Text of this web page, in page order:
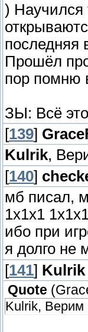
) Научился
последняя
Прошёл
пор помню
ЗЫ: Всё
[139]
Kulrik,
[140]
мб писал,
1х1х1
ибо при
я долго не
[141] Kulrik
Quote (
Kulrik, Верим